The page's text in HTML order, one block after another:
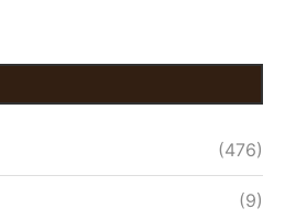
(476)
(9)